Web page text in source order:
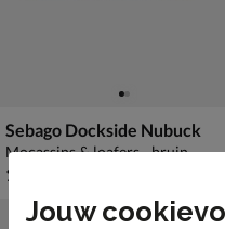
Sebago Dockside Nubuck
Mocassins & loafers - bruin
€ 169,99
169
Jouw